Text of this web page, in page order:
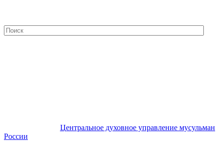
Центральное духовное управление мусульман
России